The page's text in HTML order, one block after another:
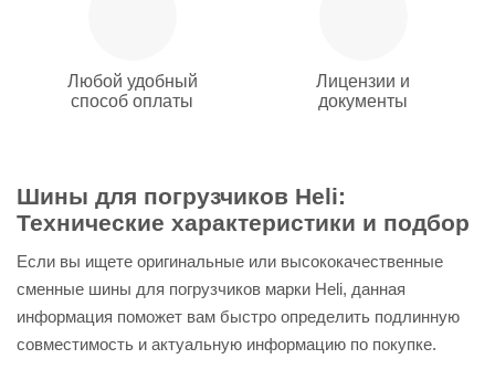
Любой удобный
способ оплаты
Лицензии и
документы
Шины для погрузчиков Heli:
Технические характеристики и подбор
Если вы ищете оригинальные или высококачественные
сменные шины для погрузчиков марки Heli, данная
информация поможет вам быстро определить подлинную
совместимость и актуальную информацию по покупке.